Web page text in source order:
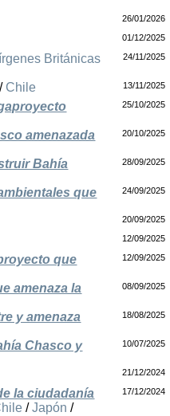
26/01/2026
01/12/2025
Británicas
24/11/2025
/ Chile 13/11/2025
25/10/2025
amenazada
20/10/2025
Bahía
28/09/2025
que
24/09/2025
20/09/2025
12/09/2025
que
12/09/2025
amenaza la
08/09/2025
y amenaza
18/08/2025
Chasco y
10/07/2025
21/12/2024
la ciudadanía
/Japón /
17/12/2024